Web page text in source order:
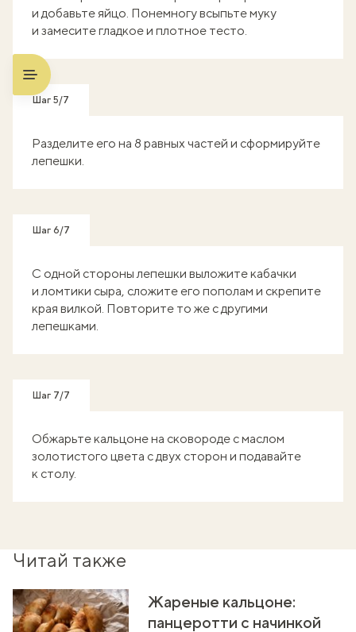
и добавьте яйцо. Понемногу всыпьте муку
и замесите гладкое и плотное тесто.
Шаг 5/7
Разделите его на 8 равных частей и сформируйте
лепешки.
Шаг 6/7
С одной стороны лепешки выложите кабачки
и ломтики сыра, сложите его пополам и скрепите
края вилкой. Повторите то же с другими
лепешками.
Шаг 7/7
Обжарьте кальцоне на сковороде с маслом
золотистого цвета с двух сторон и подавайте
к столу.
Читай также
Жареные кальцоне:
панцеротти с начинкой